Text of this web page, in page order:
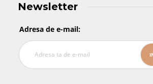
Newsletter
Adresa de e-mail: